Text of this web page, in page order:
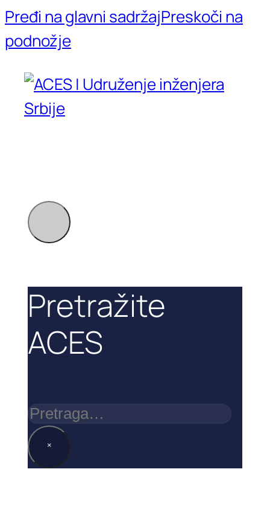
Pređi na glavni sadržajPreskoči na
podnožje
Pretražite
ACES
Pretraga
×